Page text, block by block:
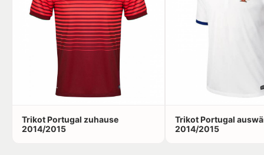
Trikot Portugal zuhause
2014/2015
Trikot Portugal
2014/2015